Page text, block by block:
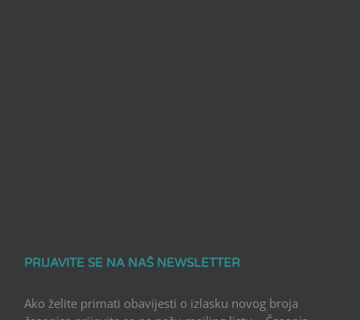
PRIJAVITE SE NA NAŠ NEWSLETTER
Ako želite primati obavijesti o izlasku novog broja